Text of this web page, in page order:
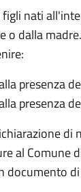
figli nati
o dalla
presenza
presenza
di
al Comune
documento